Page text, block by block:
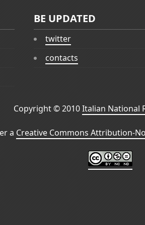
BE UPDATED
twitter
contacts
Copyright © 2010Italian National
a Creative Commons Attribution-